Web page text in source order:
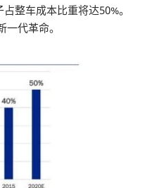
整车成本比重将达50%。
代革命。